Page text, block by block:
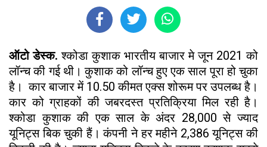
ऑटो डेस्क. श्कोडा कुशाक भारतीय बाजार मे जून 2021 को
लॉन्च की गई थी। कुशाक को लॉन्च हुए एक साल पूरा हो चुका
है। कार बाजार में 10.50 कीमत एक्स शोरूम पर उपलब्ध है।
कार को ग्राहकों की जबरदस्त प्रतिक्रिया मिल रही है।
श्कोडा कुशाक की एक साल के अंदर 28,000 से ज्याद
यूनिट्स बिक चुकी हैं। कंपनी ने हर महीने 2,386 यूनिट्स की